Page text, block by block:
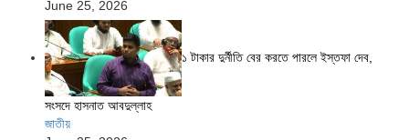
June 25, 2026
১ টাকার দুর্নীতি বের করতে পারলে ইস্তফা দেব,
সংসদে হাসনাত আবদুল্লাহ
জাতীয়